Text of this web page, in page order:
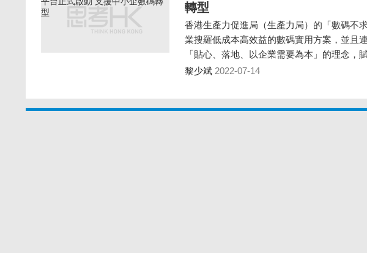
轉型
香港生產力促進局（生產力局）的「數碼不
業搜羅低成本高效益的數碼實用方案，並且
「貼心、落地、以企業需要為本」的理念，
黎少斌 2022-07-14